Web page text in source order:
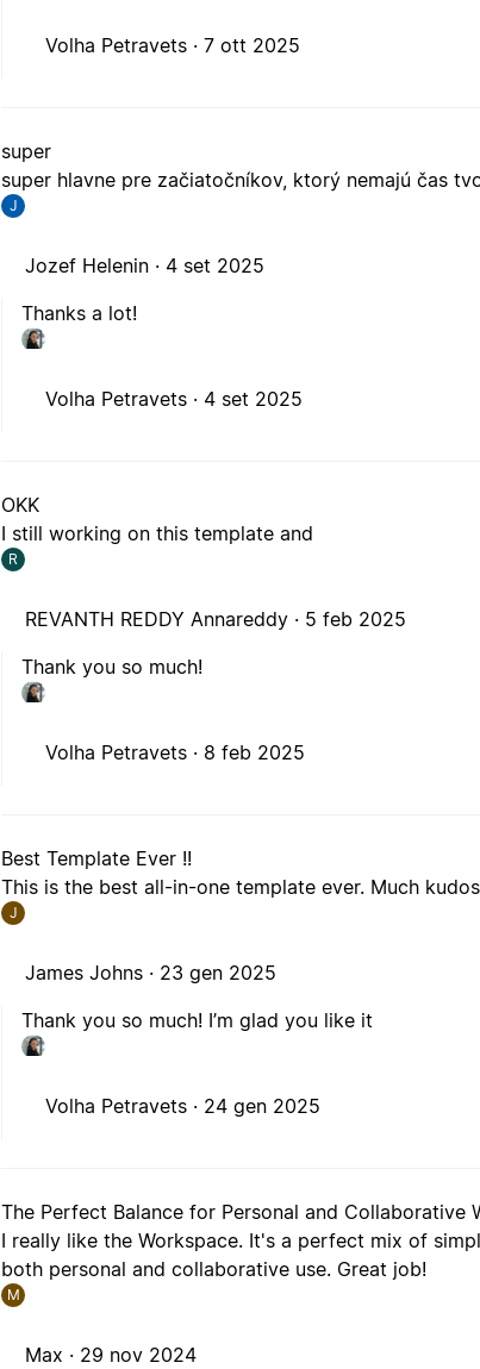
Volha Petravets ·7 ott 2025
super
super hlavne pre začiatočníkov, ktorý nemajú čas
J
Jozef Helenin · 4 set 2025
Thanks a lot!
Volha Petravets · 4 set 2025
OKK
I still working on this template and
R
REVANTH REDDY Annareddy · 5 feb 2025
Thank you so much!
Volha Petravets · 8 feb 2025
Best Template Ever !!
This is the best all-in-one template ever. Much
J
James Johns · 23 gen 2025
Thank you so much! I’m glad you like it
Volha Petravets · 24 gen 2025
The Perfect Balance for Personal and Collaborative
I really like the Workspace. It's a perfect mix of
both personal and collaborative use. Great job!
M
Max · 29 nov 2024